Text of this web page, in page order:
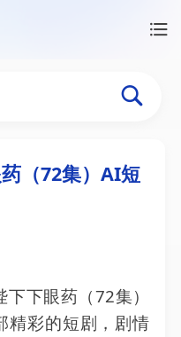
下眼药（
（72集）AI短
下下眼药（72集）
精彩的短剧，剧情